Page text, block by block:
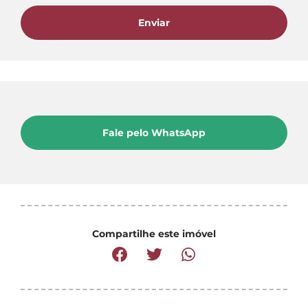
Enviar
Fale pelo WhatsApp
Compartilhe este imóvel